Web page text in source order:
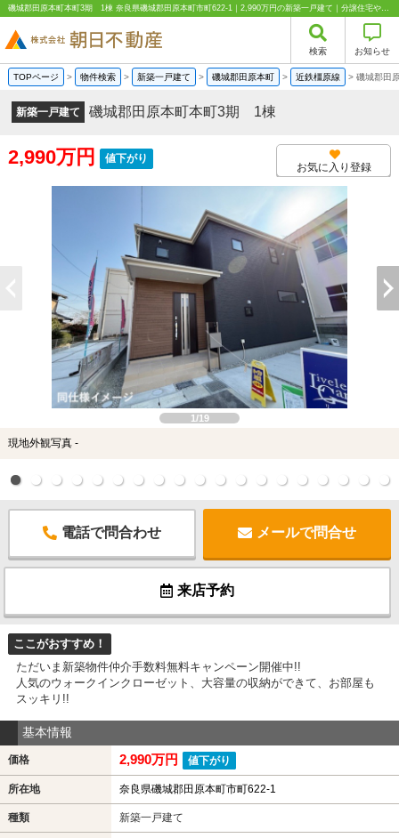
磯城郡田原本町本町3期 1棟 奈良県磯城郡田原本町市町622-1｜2,990万円の新築一戸建て｜分譲住宅や新築物件｜株式会社朝日不動産
検索 お知らせ
TOPページ > 物件検索 > 新築一戸建て > 磯城郡田原本町 > 近鉄橿原線 > 磯城郡田
新築一戸建て 磯城郡田原本町本町3期 1棟
2,990万円 値下がり
お気に入り登録
1/19
現地外観写真 -
電話で問合わせ メールで問合せ
来店予約
ここがおすすめ！
ただいま新築物件仲介手数料無料キャンペーン開催中!!
人気のウォークインクローゼット、大容量の収納ができて、お部屋も
スッキリ!!
基本情報
価格 2,990万円 値下がり
所在地 奈良県磯城郡田原本町市町622-1
種類 新築一戸建て